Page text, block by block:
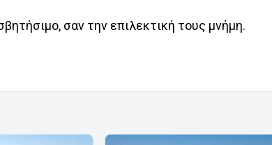
σαν την επιλεκτική τους μνήμη.